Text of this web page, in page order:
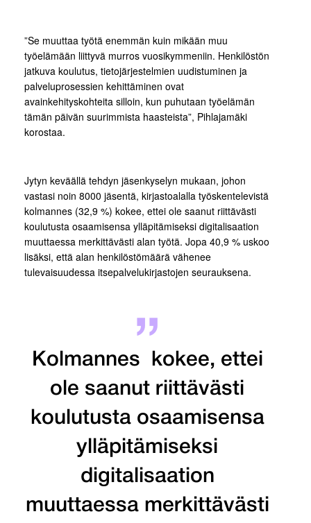
”Se muuttaa työtä enemmän kuin mikään muu
työelämään liittyvä murros vuosikymmeniin. Henkilöstön
jatkuva koulutus, tietojärjestelmien uudistuminen ja
palveluprosessien kehittäminen ovat
avainkehityskohteita silloin, kun puhutaan työelämän
tämän päivän suurimmista haasteista”, Pihlajamäki
korostaa.
Jytyn keväällä tehdyn jäsenkyselyn mukaan, johon
vastasi noin 8000 jäsentä, kirjastoalalla työskentelevistä
kolmannes (32,9 %) kokee, ettei ole saanut riittävästi
koulutusta osaamisensa ylläpitämiseksi digitalisaation
muuttaessa merkittävästi alan työtä. Jopa 40,9 % uskoo
lisäksi, että alan henkilöstömäärä vähenee
tulevaisuudessa itsepalvelukirjastojen seurauksena.
Kolmannes kokee, ettei
ole saanut riittävästi
koulutusta osaamisensa
ylläpitämiseksi
digitalisaation
muuttaessa merkittävästi